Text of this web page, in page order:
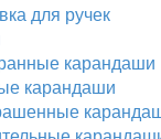
для ручек
карандаши
карандаши